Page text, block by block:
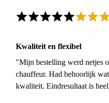
Kwaliteit en flexibel
"Mijn bestelling werd netjes
chauffeur. Had behoorlijk
kwaliteit. Eindresultaat is